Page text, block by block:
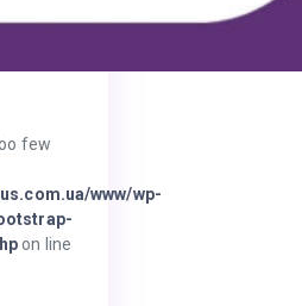
few
www/wp-
on line